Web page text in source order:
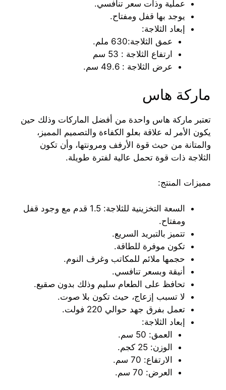
عملية وذات سعر تنافسي.
يوجد بها قفل ومفتاح.
إبعاد الثلاجة:
عمق الثلاجة:630 ملم.
ارتفاع الثلاجة : 53 سم
عرض الثلاجة : 49.6 سم.
ماركة هاس
تعتبر ماركة هاس واحدة من أفضل الماركات وذلك حين
يكون الأمر له علاقة بعلو الكفاءة والتصميم المميز،
والمتانة من حيث قوة الأرفف ومرونتها، وأن تكون
الثلاجة ذات قوة تحمل عالية لفترة طويلة.
مميزات المنتج:
السعة التخزينية للثلاجة: 1.5 قدم مع وجود قفل
ومفتاح.
تتميز بالتبريد السريع.
تكون موفرة للطاقة.
حجمها ملائم للمكاتب وغرف النوم.
أنيقة وبسعر تنافسي.
تحافظ على الطعام سليم وذلك بدون صقيع.
لا تسبب إزعاج، حيث تكون بلا صوت.
تعمل بفرق جهد حوالي 220 فولت.
إبعاد الثلاجة:
العمق: 50 سم.
الوزن: 25 كجم.
الارتفاع: 70 سم.
العرض: 70 سم.